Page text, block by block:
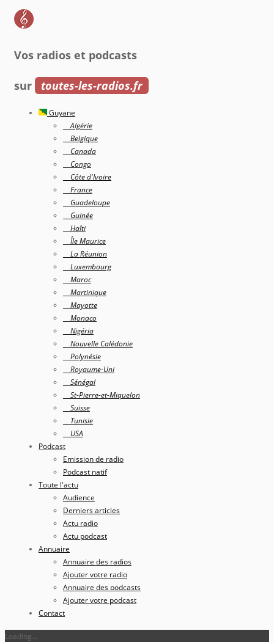
Vos radios et podcasts
sur toutes-les-radios.fr
Guyane
Algérie
Belgique
Canada
Congo
Côte d'Ivoire
France
Guadeloupe
Guinée
Haîti
Île Maurice
La Réunion
Luxembourg
Maroc
Martinique
Mayotte
Monaco
Nigéria
Nouvelle Calédonie
Polynésie
Royaume-Uni
Sénégal
St-Pierre-et-Miquelon
Suisse
Tunisie
USA
Podcast
Emission de radio
Podcast natif
Toute l'actu
Audience
Derniers articles
Actu radio
Actu podcast
Annuaire
Annuaire des radios
Ajouter votre radio
Annuaire des podcasts
Ajouter votre podcast
Contact
Loading...